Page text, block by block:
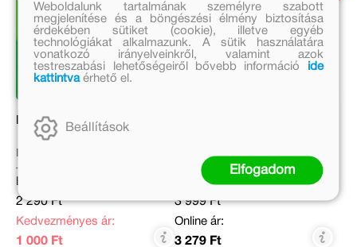
Fussball
Eredeti ár:
2 290 Ft
Kedvezményes ár:
1 000 Ft
Janikovszky Éva
Eredeti ár:
3 999 Ft
Online ár:
3 279 Ft
Weboldalunk tartalmának személyre szabott
megjelenítése és a böngészési élmény biztosítása
érdekében sütiket (cookie), illetve egyéb
technológiákat alkalmazunk. A sütik használatára
vonatkozó irányelveinkről, valamint azok
testreszabási lehetőségeiről bővebb információ
ide
kattintvaérhető el.
Beállítások
Elfogadom